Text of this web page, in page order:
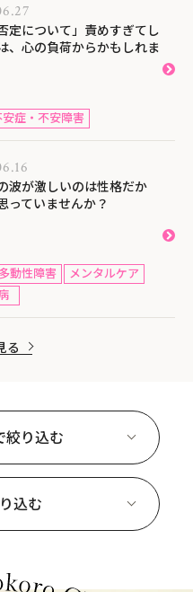
定について」責めすぎてし
、心の負荷からかもしれま
症・不安障害
波が激しいのは性格だか
っていませんか？
動性障害
メンタルケア
る
絞り込む
込む